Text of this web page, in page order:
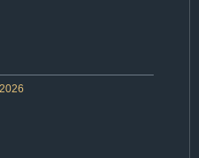
2026